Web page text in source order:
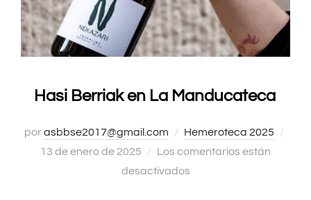
Hasi Berriak en La Manducateca
porasbbse2017@gmail.com Hemeroteca 2025
13 de enero de 2025
Los comentarios están
desactivados